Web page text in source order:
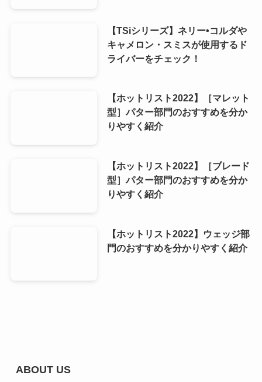
【TSiシリーズ】ネリー•コルダや
キャメロン・スミスが使用するド
ライバーをチェック！
【ホットリスト2022】［マレット
型］パター部門のおすすめを分か
りやすく紹介
【ホットリスト2022】［ブレード
型］パター部門のおすすめを分か
りやすく紹介
【ホットリスト2022】ウェッジ部
門のおすすめを分かりやすく紹介
ABOUT US